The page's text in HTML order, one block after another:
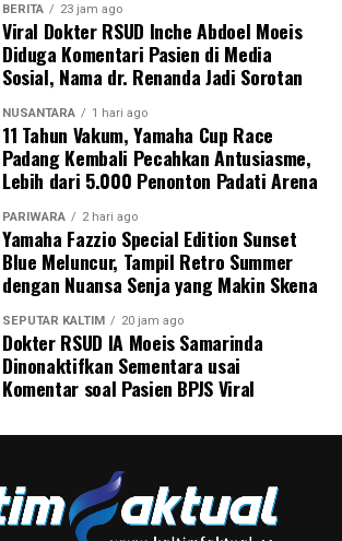
BERITA 23 jam ago
Viral Dokter RSUD Inche Abdoel Moeis
Diduga Komentari Pasien di Media
Sosial, Nama dr. Renanda Jadi Sorotan
NUSANTARA 1 hari ago
11 Tahun Vakum, Yamaha Cup Race
Padang Kembali Pecahkan Antusiasme,
Lebih dari 5.000 Penonton Padati Arena
PARIWARA 2 hari ago
Yamaha Fazzio Special Edition Sunset
Blue Meluncur, Tampil Retro Summer
dengan Nuansa Senja yang Makin Skena
SEPUTAR KALTIM 20 jam ago
Dokter RSUD IA Moeis Samarinda
Dinonaktifkan Sementara usai
Komentar soal Pasien BPJS Viral